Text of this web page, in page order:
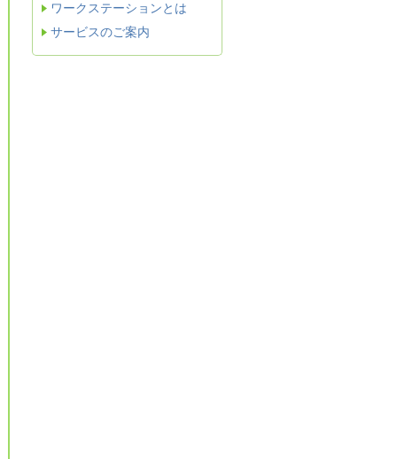
ワークステーションとは
サービスのご案内